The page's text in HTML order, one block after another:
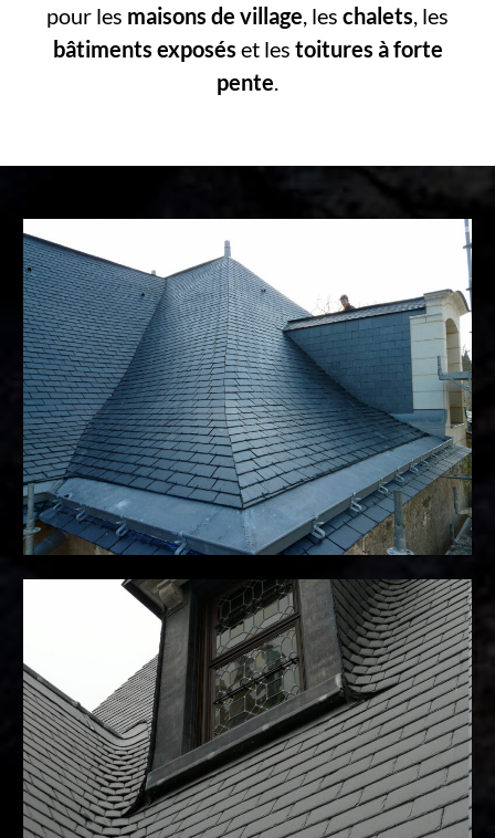
pour les maisons de village , les chalets , les
bâtiments exposés et les toitures à forte
pente